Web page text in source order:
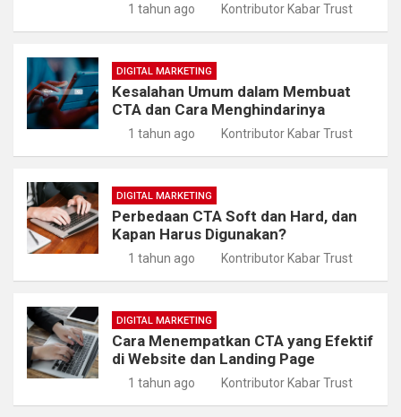
1 tahun ago Kontributor Kabar Trust
DIGITAL MARKETING
Kesalahan Umum dalam Membuat
CTA dan Cara Menghindarinya
1 tahun ago Kontributor Kabar Trust
DIGITAL MARKETING
Perbedaan CTA Soft dan Hard, dan
Kapan Harus Digunakan?
1 tahun ago Kontributor Kabar Trust
DIGITAL MARKETING
Cara Menempatkan CTA yang Efektif
di Website dan Landing Page
1 tahun ago Kontributor Kabar Trust